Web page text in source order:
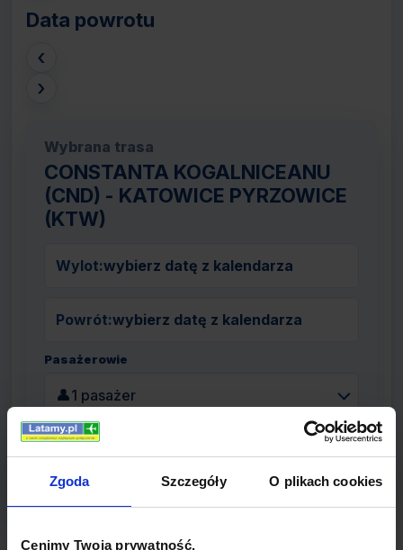
Zgoda Szczegóły O plikach cookies
Cenimy Twoją prywatność.
Data powrotu
‹
›
Wybrana trasa
CONSTANTA KOGALNICEANU
(CND) - KATOWICE PYRZOWICE
(KTW)
Wylot:wybierz datę z kalendarza
Powrót:wybierz datę z kalendarza
Pasażerowie
👤1 pasażer